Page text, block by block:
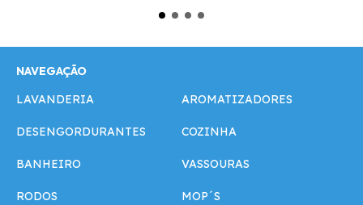
NAVEGAÇÃO
LAVANDERIA
AROMATIZADORES
DESENGORDURANTES COZINHA
BANHEIRO VASSOURAS
RODOS MOP´S